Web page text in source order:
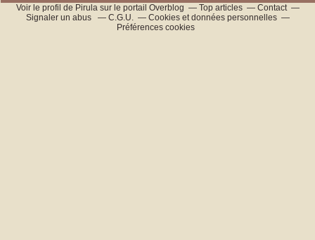
Voir le profil de Pirula sur le portail Overblog Top articles
Contact
Signaler un abus
C.G.U.
Cookies et données personnelles
Préférences cookies